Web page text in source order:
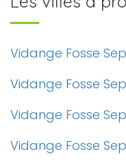
Vidange Fosse
Vidange Fosse
Vidange Fosse
Vidange Fosse